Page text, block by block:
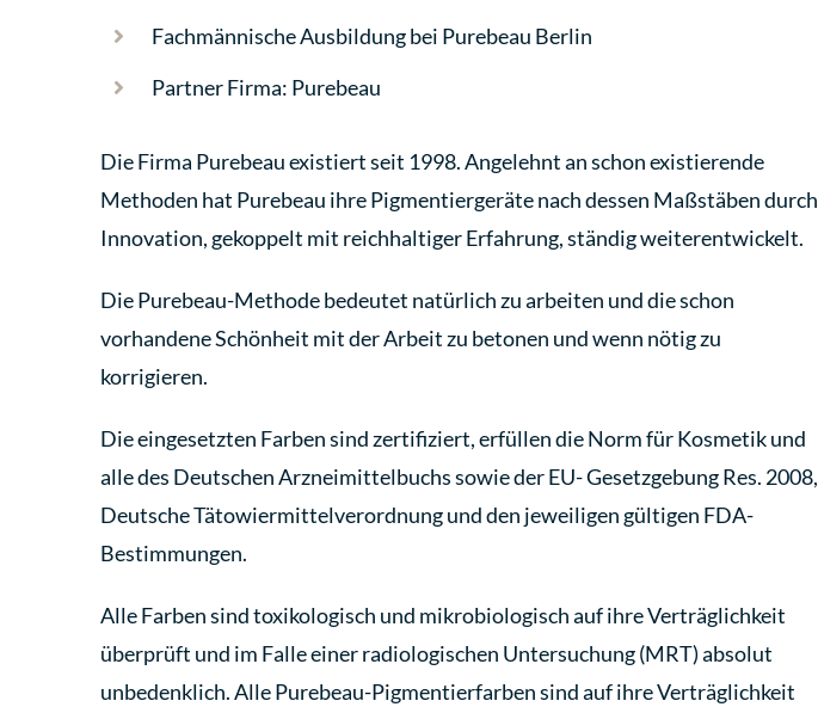
Fachmännische Ausbildung bei Purebeau Berlin
Partner Firma: Purebeau
Die Firma Purebeau existiert seit 1998. Angelehnt an schon existierende
Methoden hat Purebeau ihre Pigmentiergeräte nach dessen Maßstäben durch
Innovation, gekoppelt mit reichhaltiger Erfahrung, ständig weiterentwickelt.
Die Purebeau-Methode bedeutet natürlich zu arbeiten und die schon
vorhandene Schönheit mit der Arbeit zu betonen und wenn nötig zu
korrigieren.
Die eingesetzten Farben sind zertifiziert, erfüllen die Norm für Kosmetik und
alle des Deutschen Arzneimittelbuchs sowie der EU- Gesetzgebung Res. 2008,
Deutsche Tätowiermittelverordnung und den jeweiligen gültigen FDA-
Bestimmungen.
Alle Farben sind toxikologisch und mikrobiologisch auf ihre Verträglichkeit
überprüft und im Falle einer radiologischen Untersuchung (MRT) absolut
unbedenklich. Alle Purebeau-Pigmentierfarben sind auf ihre Verträglichkeit